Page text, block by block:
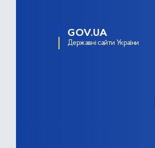
GOV.UA
Державні сайти України